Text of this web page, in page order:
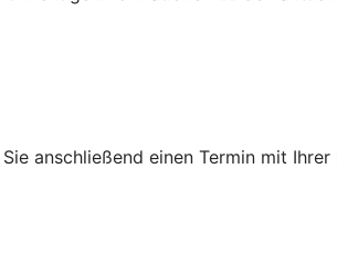
anschließend einen Termin mit